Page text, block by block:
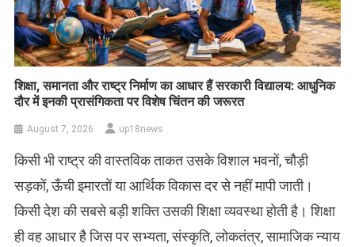
शिक्षा, समानता और राष्ट्र निर्माण का आधार हैं सरकारी विद्यालय: आधुनिक
दौर में इनकी प्रासंगिकता पर विशेष चिंतन की जरूरत
August 7, 2026 up18news
किसी भी राष्ट्र की वास्तविक ताकत उसके विशाल भवनों, चौड़ी
सड़कों, ऊँची इमारतों या आर्थिक विकास दर से नहीं मापी जाती।
किसी देश की सबसे बड़ी शक्ति उसकी शिक्षा व्यवस्था होती है। शिक्षा
ही वह आधार है जिस पर सभ्यता, संस्कृति, लोकतंत्र, सामाजिक न्याय